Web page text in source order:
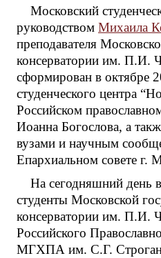
Московский
руководством Михаила
преподавателя
консерватории им. П.И.
сформирован в октябре
студенческого центра
Российском
Иоанна Богослова, а
вузами и научным
Епархиальном совете г.
На сегодняшний день
студенты Московской
консерватории им. П.И.
Российского
МГХПА им. С.Г.